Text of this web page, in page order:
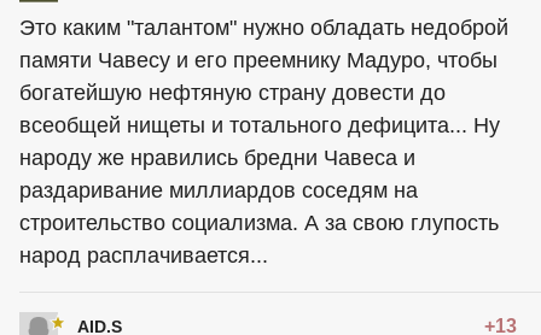
Это каким "талантом" нужно обладать недоброй
памяти Чавесу и его преемнику Мадуро, чтобы
богатейшую нефтяную страну довести до
всеобщей нищеты и тотального дефицита... Ну
народу же нравились бредни Чавеса и
раздаривание миллиардов соседям на
строительство социализма. А за свою глупость
народ расплачивается...
AID.S +13